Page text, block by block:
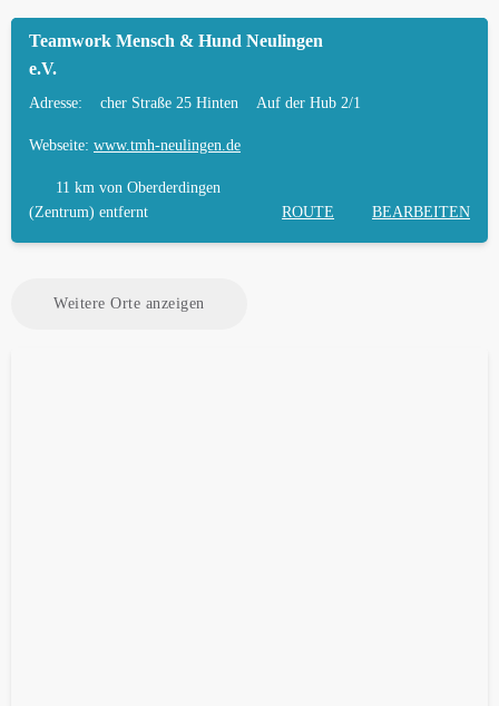
Teamwork Mensch & Hund Neulingen
e.V.
Adresse: cher Straße 25 Hinten Auf der Hub 2/1
Webseite: www.tmh-neulingen.de
11 km von Oberderdingen
(Zentrum) entfernt
ROUTE BEARBEITEN
Weitere Orte anzeigen